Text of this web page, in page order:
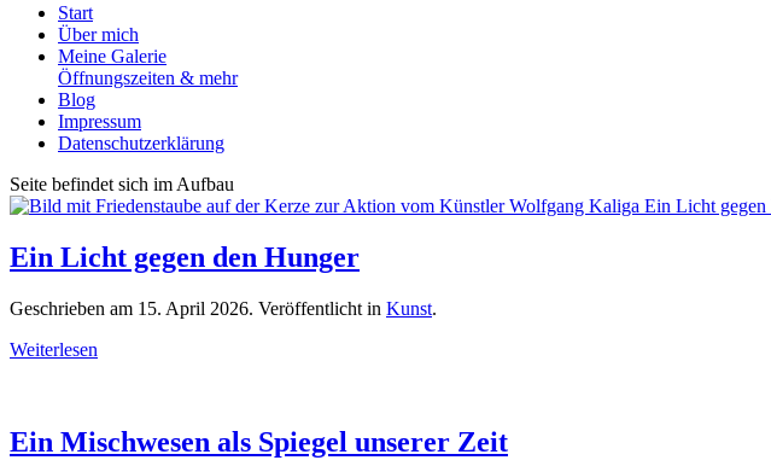
Start
Über mich
Meine Galerie
Öffnungszeiten & mehr
Blog
Impressum
Datenschutzerklärung
Seite befindet sich im Aufbau
Ein Licht gegen den Hunger
Geschrieben am 15. April 2026. Veröffentlicht in Kunst.
Weiterlesen
Ein Mischwesen als Spiegel unserer Zeit